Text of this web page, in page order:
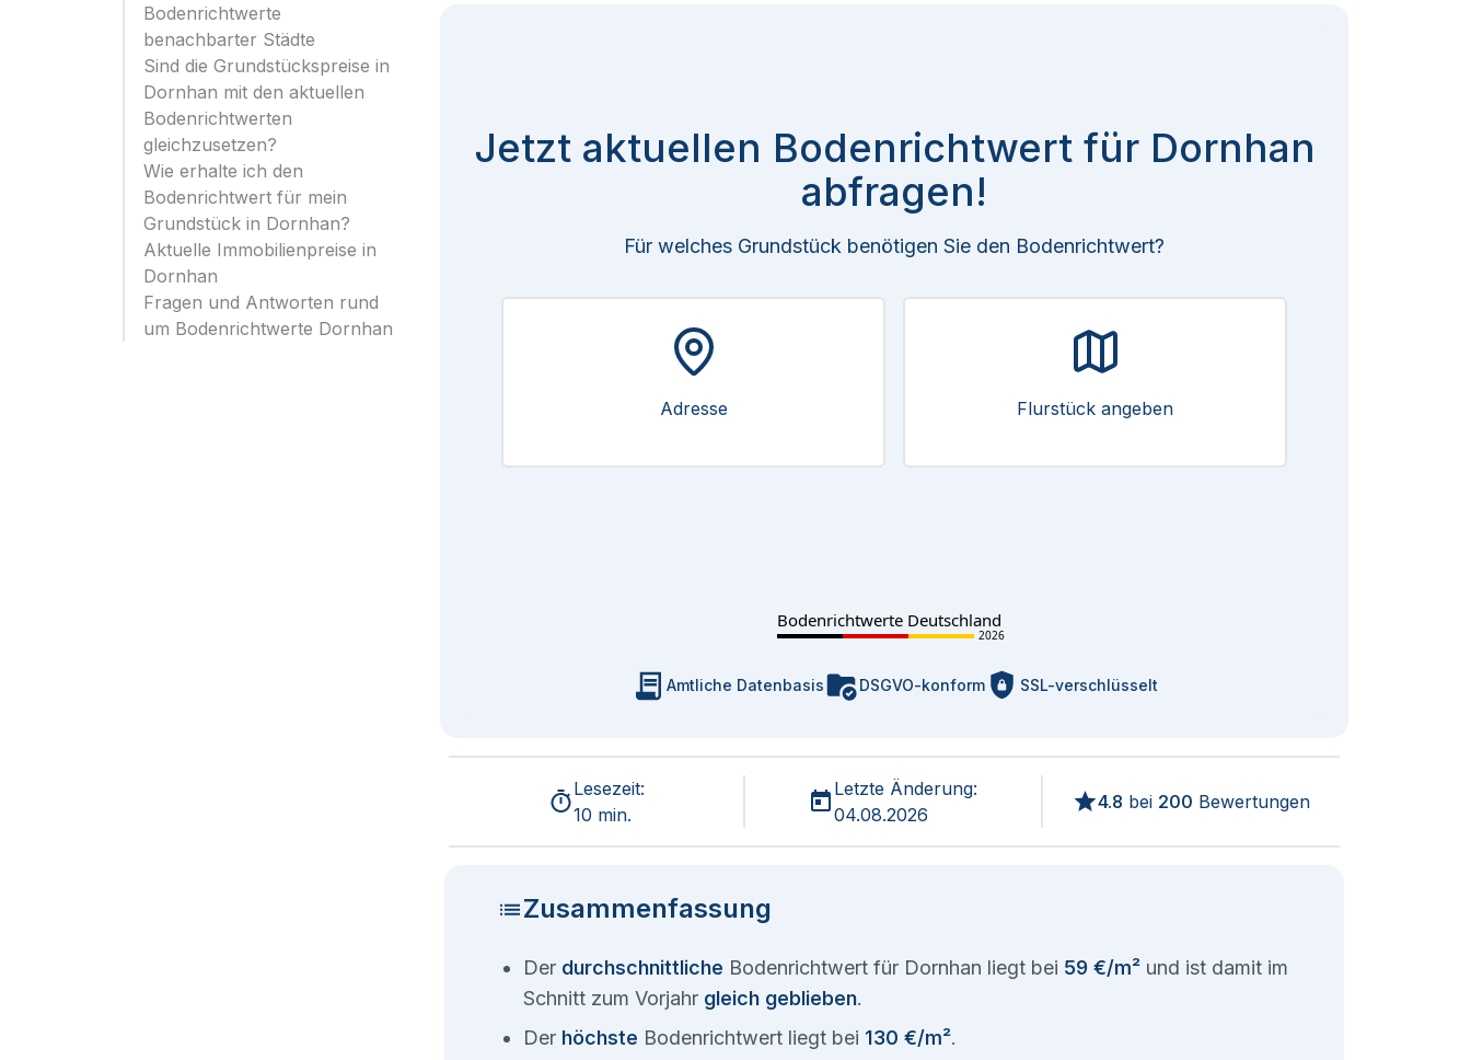
Bodenrichtwerte
benachbarter Städte
Sind die Grundstückspreise in
Dornhan mit den aktuellen
Bodenrichtwerten
gleichzusetzen?
Wie erhalte ich den
Bodenrichtwert für mein
Grundstück in Dornhan?
Aktuelle Immobilienpreise in
Dornhan
Fragen und Antworten rund
um Bodenrichtwerte Dornhan
Jetzt aktuellen Bodenrichtwert für Dornhan
abfragen!
Für welches Grundstück benötigen Sie den Bodenrichtwert?
Adresse Flurstück angeben
Bodenrichtwerte Deutschland
2026
Amtliche Datenbasis DSGVO-konform SSL-verschlüsselt
Lesezeit:
10 min.
Letzte Änderung:
04.08.2026
4.8 bei 200 Bewertungen
Zusammenfassung
Der durchschnittliche Bodenrichtwert für Dornhan liegt bei 59 €/m² und ist damit im
Schnitt zum Vorjahr gleich geblieben.
Der höchste Bodenrichtwert liegt bei 130 €/m².